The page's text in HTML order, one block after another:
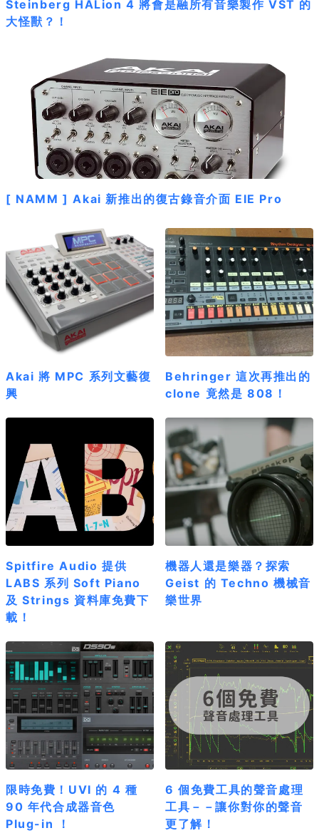
Steinberg HALion 4 將會是融所有音樂製作 VST 的
大怪獸？！
[ NAMM ] Akai 新推出的復古錄音介面 EIE Pro
Akai 將 MPC 系列文藝復
興
Behringer 這次再推出的
clone 竟然是 808！
Spitfire Audio 提供
LABS 系列 Soft Piano
及 Strings 資料庫免費下
載！
機器人還是樂器？探索
Geist 的 Techno 機械音
樂世界
限時免費！UVI 的 4 種
90 年代合成器音色
Plug-in ！
6 個免費工具的聲音處理
工具－－讓你對你的聲音
更了解！